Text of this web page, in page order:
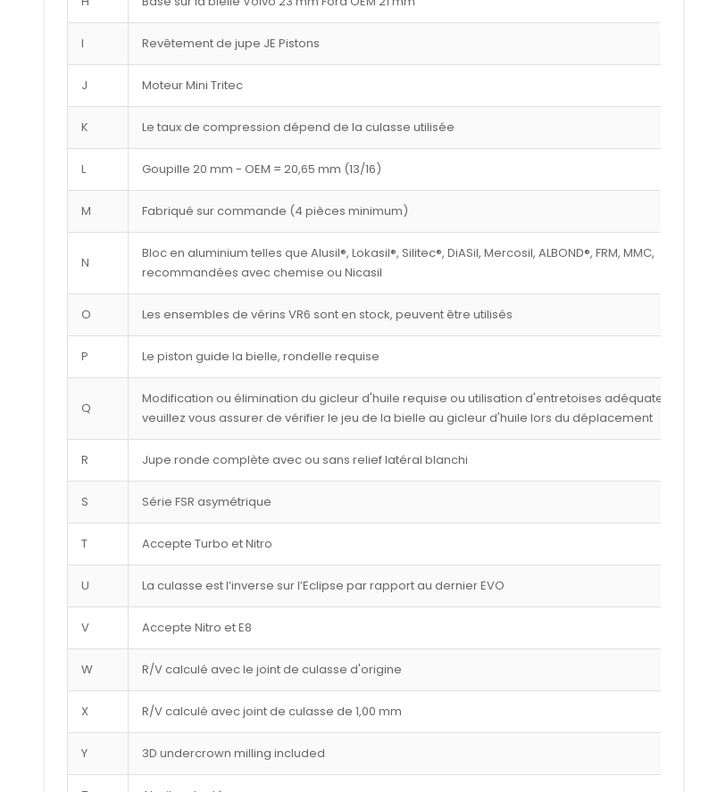
I Revêtement de jupe JE Pistons
J Moteur Mini Tritec
K Le taux de compression dépend de la culasse utilisée
L Goupille 20 mm - OEM = 20,65 mm (13/16)
M Fabriqué sur commande (4 pièces minimum)
N
Bloc en aluminium telles que Alusil®, Lokasil®, Silitec®, DiASil, Mercosil, ALBOND®, FRM, MMC,
recommandées avec chemise ou Nicasil
O Les ensembles de vérins VR6 sont en stock, peuvent être utilisés
P Le piston guide la bielle, rondelle requise
Q
Modification ou élimination du gicleur d'huile requise ou utilisation d'entretoises adéquates,
veuillez vous assurer de vérifier le jeu de la bielle au gicleur d'huile lors du déplacement
R Jupe ronde complète avec ou sans relief latéral blanchi
S Série FSR asymétrique
T Accepte Turbo et Nitro
U La culasse est l’inverse sur l’Eclipse par rapport au dernier EVO
V Accepte Nitro et E8
W R/V calculé avec le joint de culasse d'origine
X R/V calculé avec joint de culasse de 1,00 mm
Y 3D undercrown milling included